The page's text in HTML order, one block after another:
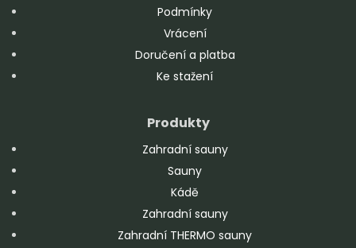
Podmínky
Vrácení
Doručení a platba
Ke stažení
Produkty
Zahradní sauny
Sauny
Kádě
Zahradní sauny
Zahradní THERMO sauny